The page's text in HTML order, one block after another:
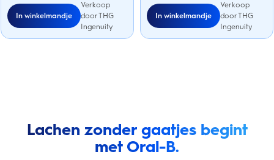
sterren.
253
beoordelingen
In winkelmandje
Verkoop
door THG
Ingenuity
In winkelmandje
Verkoop
door THG
Ingenuity
Lachen zonder gaatjes begint
met Oral-B.